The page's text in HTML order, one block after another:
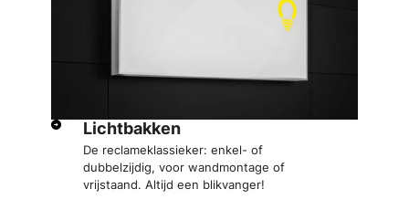
Lichtbakken
De reclameklassieker: enkel- of
dubbelzijdig, voor wandmontage of
vrijstaand. Altijd een blikvanger!